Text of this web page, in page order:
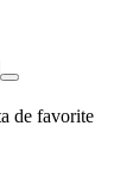
de favorite